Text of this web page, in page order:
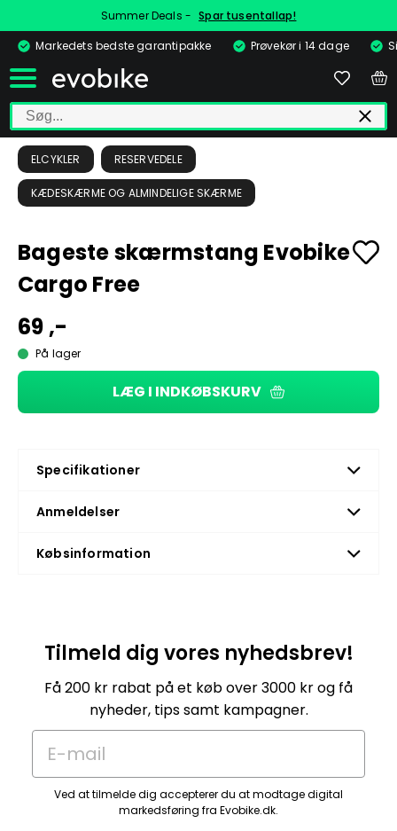
Summer Deals - Spar tusentallap!
Markedets bedste garantipakke
Prøvekør i 14 dage
ELCYKLER RESERVEDELE
KÆDESKÆRME OG ALMINDELIGE SKÆRME
Bageste skærmstang Evobike
Cargo Free
69 ,-
På lager
LÆG I INDKØBSKURV
Specifikationer
Anmeldelser
Købsinformation
Tilmeld dig vores nyhedsbrev!
Få 200 kr rabat på et køb over 3000 kr og få
nyheder, tips samt kampagner.
E-mail
Ved at tilmelde dig accepterer du at modtage digital
markedsføring fra Evobike.dk.